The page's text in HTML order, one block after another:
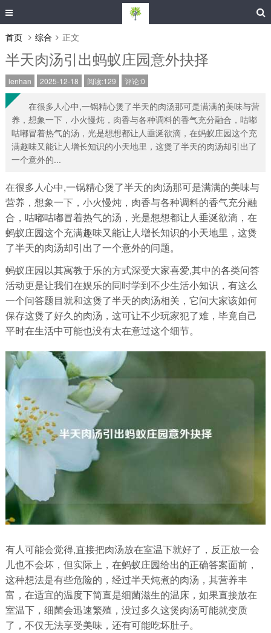
首页 综合 正文
半天肉汤引出蚂蚁庄园意外抉择
lenhan 2025-12-18 阅读:129 评论:0
在很多人心中,一锅精心煲了半天的肉汤那可是满满的美味与营
养，想象一下，小火慢炖，肉香与各种调料的香气充分融合，咕嘟
咕嘟冒着热气的汤，光是想想都让人垂涎欲滴，在蚂蚁庄园这个充
满趣味又能让人增长知识的小天地里，这煲了半天的肉汤却引出了
一个意外的...
在很多人心中,一锅精心煲了半天的肉汤那可是满满的美味与
营养，想象一下，小火慢炖，肉香与各种调料的香气充分融
合，咕嘟咕嘟冒着热气的汤，光是想想都让人垂涎欲滴，在
蚂蚁庄园这个充满趣味又能让人增长知识的小天地里，这煲
了半天的肉汤却引出了一个意外的问题。
蚂蚁庄园以其寓教于乐的方式深受大家喜爱,其中的各类问答
活动更是让我们在娱乐的同时学到不少生活小知识，有这么
一个问答题目就和这煲了半天的肉汤相关，它问大家该如何
保存这煲了好久的肉汤，这可让不少玩家犯了难，毕竟自己
平时在生活中可能也没有太在意过这个细节。
有人可能会觉得,直接把肉汤放在室温下就好了，反正放一会
儿也不会坏，但实际上，在蚂蚁庄园给出的正确答案面前，
这种想法是有些危险的，经过半天炖煮的肉汤，其营养丰
富，在适宜的温度下简直是细菌滋生的温床，如果直接放在
室温下，细菌会迅速繁殖，没过多久这煲肉汤可能就变质
了，不仅无法享受美味，还有可能吃坏肚子。